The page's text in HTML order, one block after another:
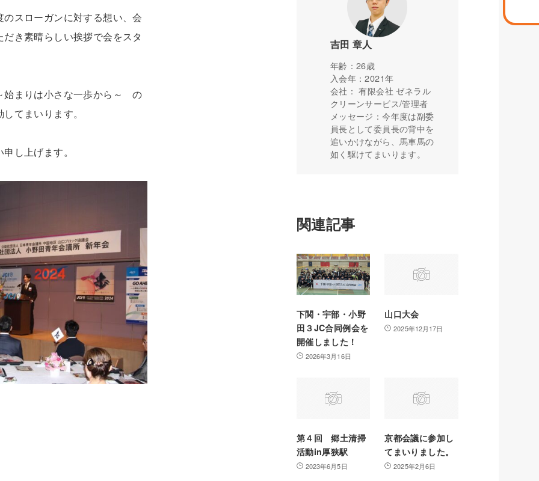
吉田 章人
年齢：26歳
入会年：2021年
会社： 有限会社 ゼネラル
クリーンサービス/管理者
メッセージ：今年度は副委
員長として委員長の背中を
追いかけながら、馬車馬の
如く駆けてまいります。
関連記事
下関・宇部・小野
田３JC合同例会を
開催しました！
2026年3月16日
山口大会
2025年12月17日
第４回 郷土清掃
活動in厚狭駅
2023年6月5日
京都会議に参加し
てまいりました。
2025年2月6日
スローガンに対する想い、会
き素晴らしい挨拶で会をスタ
まりは小さな一歩から～ の
てまいります。
し上げます。